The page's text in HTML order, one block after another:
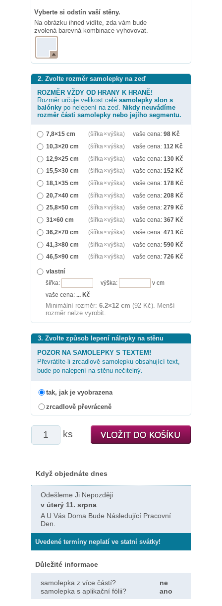
Vyberte si odstín vaší stěny.
Na obrázku ihned vidíte, zda vám bude
zvolená barevná kombinace vyhovovat.
2. Zvolte rozměr samolepky na zeď
ROZMĚR VŽDY OD HRANY K HRANĚ!
Rozměr určuje velikost celé samolepky slon s
balónky po nelepení na zeď. Nikdy neuvádíme
rozměr části samolepky nebo jejího segmentu.
7,8×15 cm (šířka × výška) vaše cena: 98 Kč
10,3×20 cm
(šířka × výška) vaše cena: 112 Kč
12,9×25 cm
(šířka × výška) vaše cena: 130 Kč
15,5×30 cm
(šířka × výška) vaše cena: 152 Kč
18,1×35 cm
(šířka × výška) vaše cena: 178 Kč
20,7×40 cm
(šířka × výška) vaše cena: 208 Kč
25,8×50 cm
(šířka × výška) vaše cena: 279 Kč
31×60 cm
(šířka × výška) vaše cena: 367 Kč
36,2×70 cm
(šířka × výška) vaše cena: 471 Kč
41,3×80 cm
(šířka × výška) vaše cena: 590 Kč
46,5×90 cm
(šířka × výška) vaše cena: 726 Kč
vlastní
šířka:
výška:
v cm
vaše cena: ... Kč
Minimální rozměr: 6.2×12 cm (92 Kč). Menší
rozměr nelze vyrobit.
3. Zvolte způsob lepení nálepky na stěnu
POZOR NA SAMOLEPKY S TEXTEM!
Převrátíte-li zrcadlově samolepku obsahující text,
bude po nalepení na stěnu nečitelný.
tak, jak je vyobrazena
zrcadlově převráceně
ks
Když objednáte dnes
Odešleme Ji Nepozději
v úterý 11. srpna
A U Vás Doma Bude Následující Pracovní
Den.
Uvedené termíny neplatí ve statní svátky!
Důležité informace
samolepka z více částí?
ne
samolepka s aplikační fólii?
ano